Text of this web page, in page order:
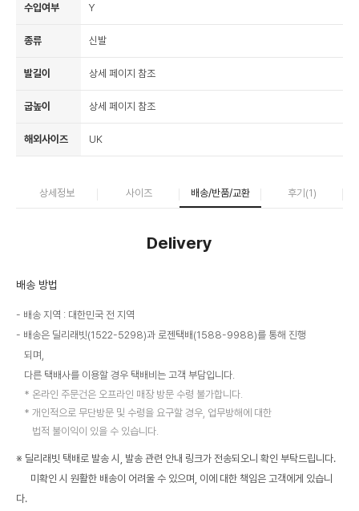
수입여부 Y
종류 신발
발길이 상세 페이지 참조
굽높이 상세 페이지 참조
해외사이즈 UK
상세정보 사이즈 배송/반품/교환 후기(1)
Delivery
배송 방법
배송 지역 : 대한민국 전 지역
배송은 딜리래빗(1522-5298)과 로젠택배(1588-9988)를 통해 진행
되며,
다른 택배사를 이용할 경우 택배비는 고객 부담입니다.
온라인 주문건은 오프라인 매장 방문 수령 불가합니다.
개인적으로 무단방문 및 수령을 요구할 경우, 업무방해에 대한
법적 불이익이 있을 수 있습니다.
※ 딜리래빗 택배로 발송 시, 발송 관련 안내 링크가 전송되오니 확인 부탁드립니다.
미확인 시 원활한 배송이 어려울 수 있으며, 이에 대한 책임은 고객에게 있습니
다.